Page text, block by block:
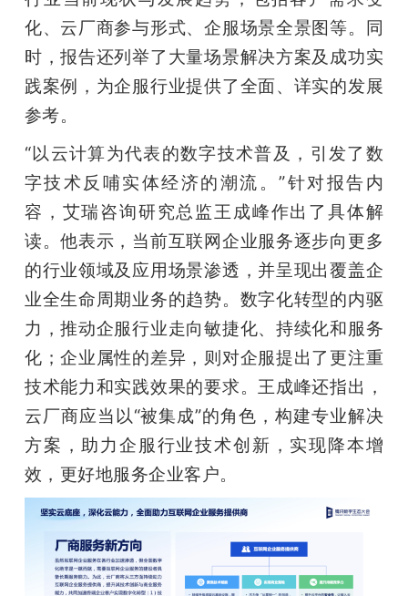
题
搞
机
化、云厂商参与形式、企服场景全景图等。同
时，报告还列举了大量场景解决方案及成功实
践案例，为企服行业提供了全面、详实的发展
参考。
“以云计算为代表的数字技术普及，引发了数
字技术反哺实体经济的潮流。”针对报告内
容，艾瑞咨询研究总监王成峰作出了具体解
读。他表示，当前互联网企业服务逐步向更多
的行业领域及应用场景渗透，并呈现出覆盖企
业全生命周期业务的趋势。数字化转型的内驱
力，推动企服行业走向敏捷化、持续化和服务
化；企业属性的差异，则对企服提出了更注重
技术能力和实践效果的要求。王成峰还指出，
云厂商应当以“被集成”的角色，构建专业解决
方案，助力企服行业技术创新，实现降本增
效，更好地服务企业客户。